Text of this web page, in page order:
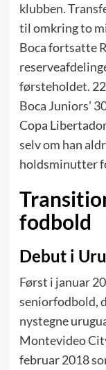
klubben.
til omkring to
Boca fortsatte
førsteholdet.
Boca Juniors’
Copa
selv om han
holdsminutter
fodbold
Debut i
Først i januar
seniorfodbold,
nystegne
Montevideo
februar 2018